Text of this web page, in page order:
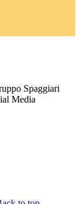
Spaggiari
Media